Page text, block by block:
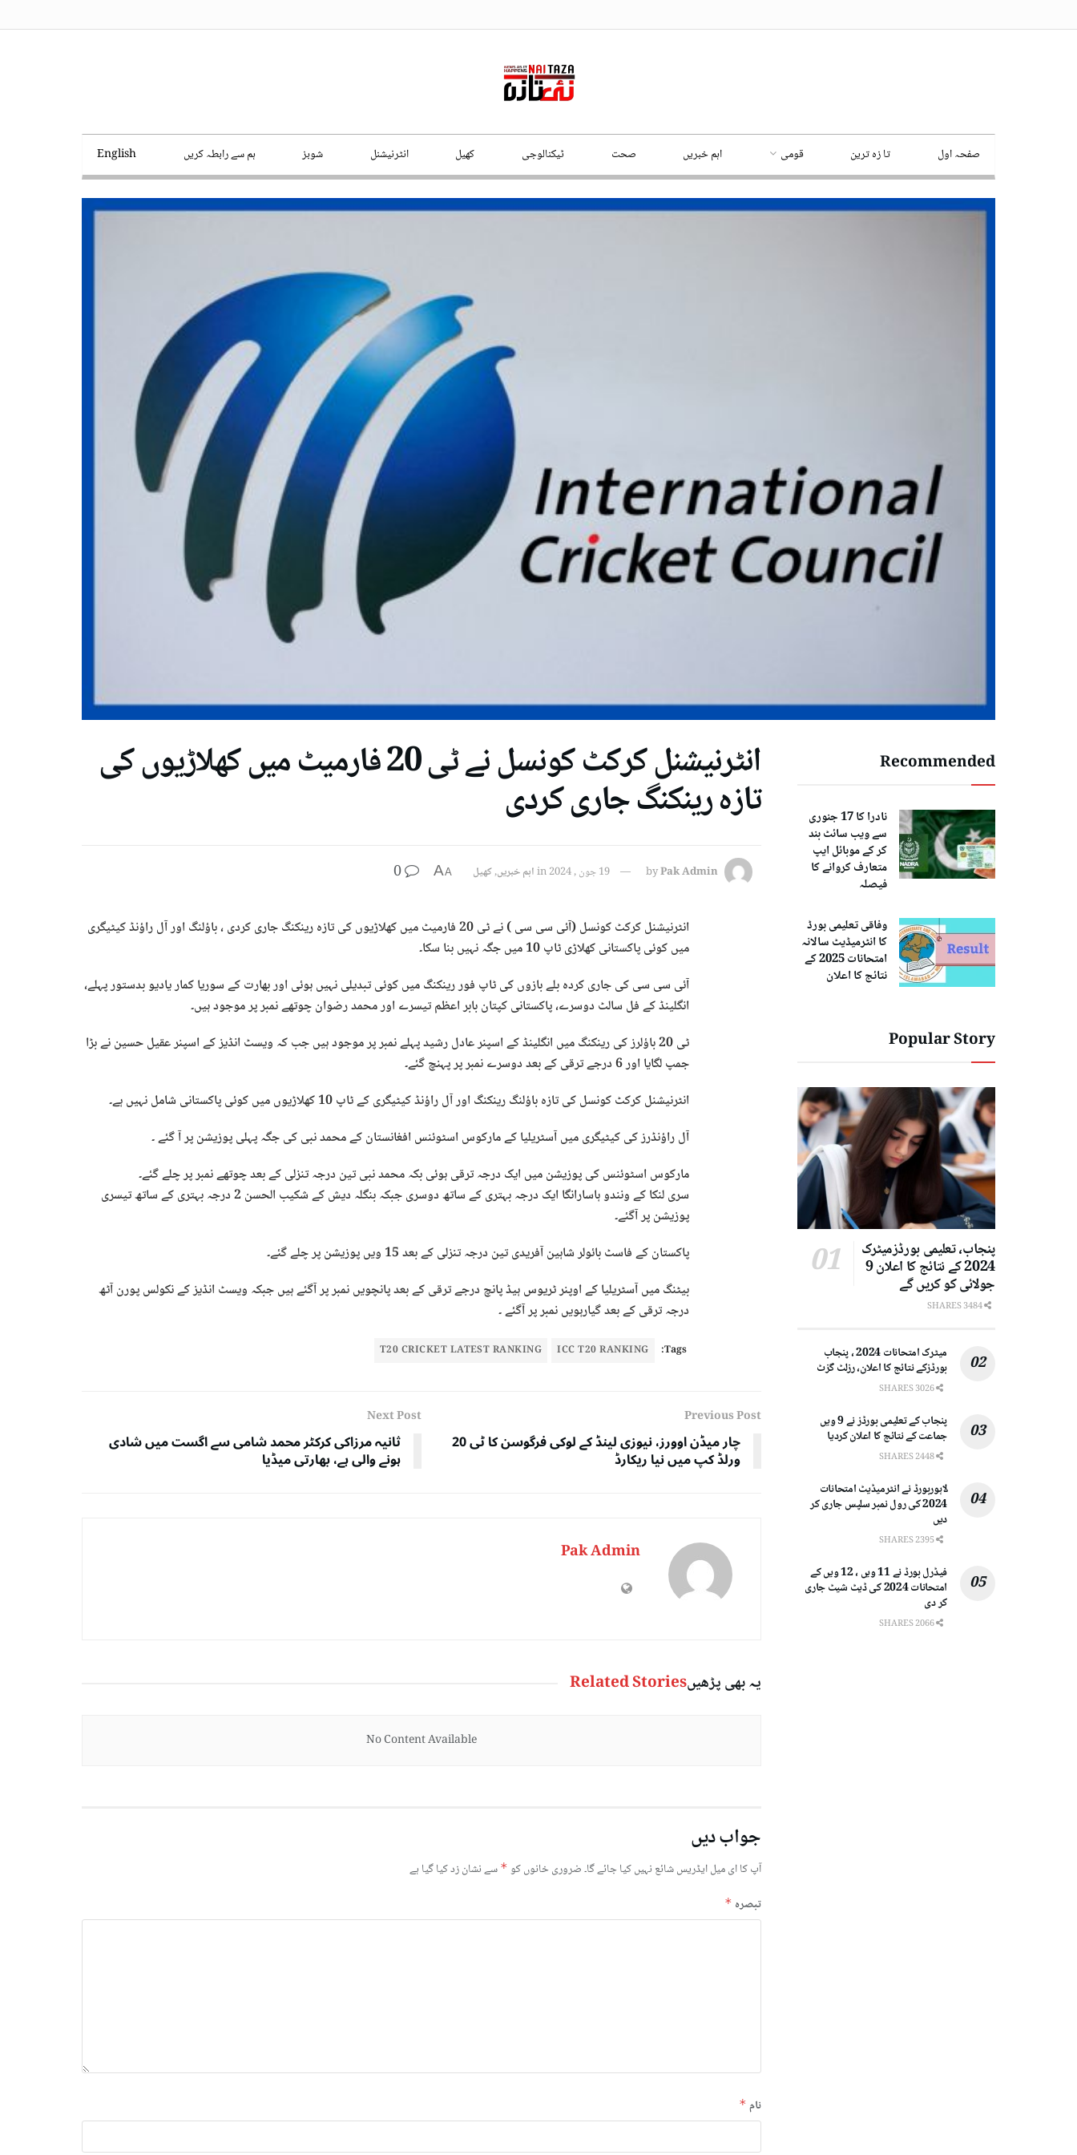
صفحہ اول تا زہ ترین قومی اہم خبریں صحت ٹیکنالوجی کھیل انٹرنیشنل شوبز ہم سے رابطہ کریں English
انٹرنیشنل کرکٹ کونسل نے ٹی 20 فارمیٹ میں کھلاڑیوں کی
تازہ رینکنگ جاری کردی
byPak Admin 19 جون , 2024 inاہم خبریں,کھیل A
A
0
انٹرنیشنل کرکٹ کونسل (آئی سی سی ) نے ٹی 20 فارمیٹ میں کھلاڑیوں کی تازہ رینکنگ جاری کردی ، باؤلنگ اور آل راؤنڈ کیٹیگری
میں کوئی پاکستانی کھلاڑی ٹاپ 10 میں جگہ نہیں بنا سکا۔
آئی سی سی کی جاری کردہ بلے بازوں کی ٹاپ فور رینکنگ میں کوئی تبدیلی نہیں ہوئی اور بھارت کے سوریا کمار یادیو بدستور پہلے،
انگلینڈ کے فل سالٹ دوسرے، پاکستانی کپتان بابر اعظم تیسرے اور محمد رضوان چوتھے نمبر پر موجود ہیں۔
ٹی 20 باؤلرز کی رینکنگ میں انگلینڈ کے اسپنر عادل رشید پہلے نمبر پر موجود ہیں جب کہ ویسٹ انڈیز کے اسپنر عقیل حسین نے بڑا
جمپ لگایا اور 6 درجے ترقی کے بعد دوسرے نمبر پر پہنچ گئے۔
انٹرنیشنل کرکٹ کونسل کی تازہ باؤلنگ رینکنگ اور آل راؤنڈ کیٹیگری کے ٹاپ 10 کھلاڑیوں میں کوئی پاکستانی شامل نہیں ہے۔
آل راؤنڈرز کی کیٹیگری میں آسٹریلیا کے مارکوس اسٹوئنس افغانستان کے محمد نبی کی جگہ پہلی پوزیشن پر آ گئے ۔
مارکوس اسٹوئنس کی پوزیشن میں ایک درجہ ترقی ہوئی بکہ محمد نبی تین درجہ تنزلی کے بعد چوتھے نمبر پر چلے گئے۔
سری لنکا کے ونندو ہاسارانگا ایک درجہ بہتری کے ساتھ دوسری جبکہ بنگلہ دیش کے شکیب الحسن 2 درجہ بہتری کے ساتھ تیسری
پوزیشن پر آگئے۔
پاکستان کے فاسٹ بائولر شاہین آفریدی تین درجہ تنزلی کے بعد 15 ویں پوزیشن پر چلے گئے۔
بیٹنگ میں آسٹریلیا کے اوپنر ٹریوس ہیڈ پانچ درجے ترقی کے بعد پانچویں نمبر پر آگئے ہیں جبکہ ویسٹ انڈیز کے نکولس پورن آٹھ
درجہ ترقی کے بعد گیارہویں نمبر پر آگئے ۔
Tags:
ICC T20 RANKING
T20 CRICKET LATEST RANKING
Previous Post
چار میڈن اوورز، نیوزی لینڈ کے لوکی فرگوسن کا ٹی 20
ورلڈ کپ میں نیا ریکارڈ
Next Post
ثانیہ مرزاکی کرکٹر محمد شامی سے اگست میں شادی
ہونے والی ہے، بھارتی میڈیا
Pak Admin
یہ بھی پڑھیںRelated Stories
No Content Available
جواب دیں
آپ کا ای میل ایڈریس شائع نہیں کیا جائے گا۔ضروری خانوں کو * سے نشان زد کیا گیا ہے
تبصرہ *
نام *
Recommended
نادرا کا 17 جنوری
سے ویب سائٹ بند
کر کے موبائل ایپ
متعارف کروانے کا
فیصلہ
وفاقی تعلیمی بورڈ
کا انٹرمیڈیٹ سالانہ
امتحانات 2025 کے
نتائج کا اعلان
Popular Story
پنجاب، تعلیمی بورڈزمیٹرک
2024 کے نتائج کا اعلان 9
جولائی کو کریں گے
میٹرک امتحانات 2024 ، پنجاب
بورڈزکے نتائج کا اعلان، رزلٹ گزٹ
پنجاب کے تعلیمی بورڈز نے 9 ویں
جماعت کے نتائج کا اعلان کردیا
لاہوربورڈ نے انٹرمیڈیٹ امتحانات
2024 کی رول نمبر سلپس جاری کر
دیں
فیڈرل بورڈ نے 11 ویں ، 12 ویں کے
امتحانات 2024 کی ڈیٹ شیٹ جاری
کر دی